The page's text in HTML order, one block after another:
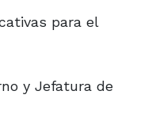
para el
y Jefatura de